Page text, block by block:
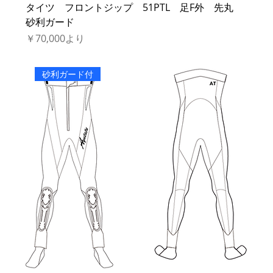
タイツ フロントジップ 51PTL 足F外 先丸
砂利ガード
￥70,000より
セール価格
砂利ガード付